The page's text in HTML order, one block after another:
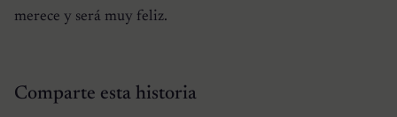
merece y será muy feliz.
Comparte esta historia